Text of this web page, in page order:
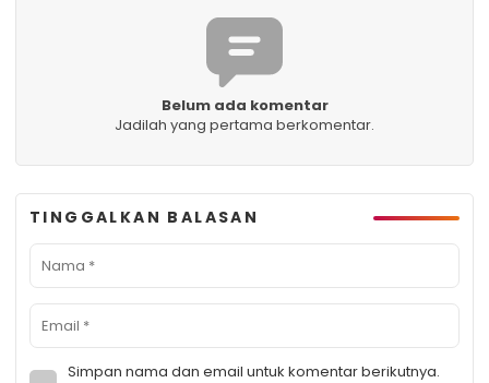
Belum ada komentar
Jadilah yang pertama berkomentar.
TINGGALKAN BALASAN
Simpan nama dan email untuk komentar berikutnya.